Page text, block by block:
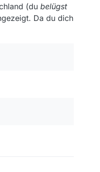
(du belügst
Da du dich